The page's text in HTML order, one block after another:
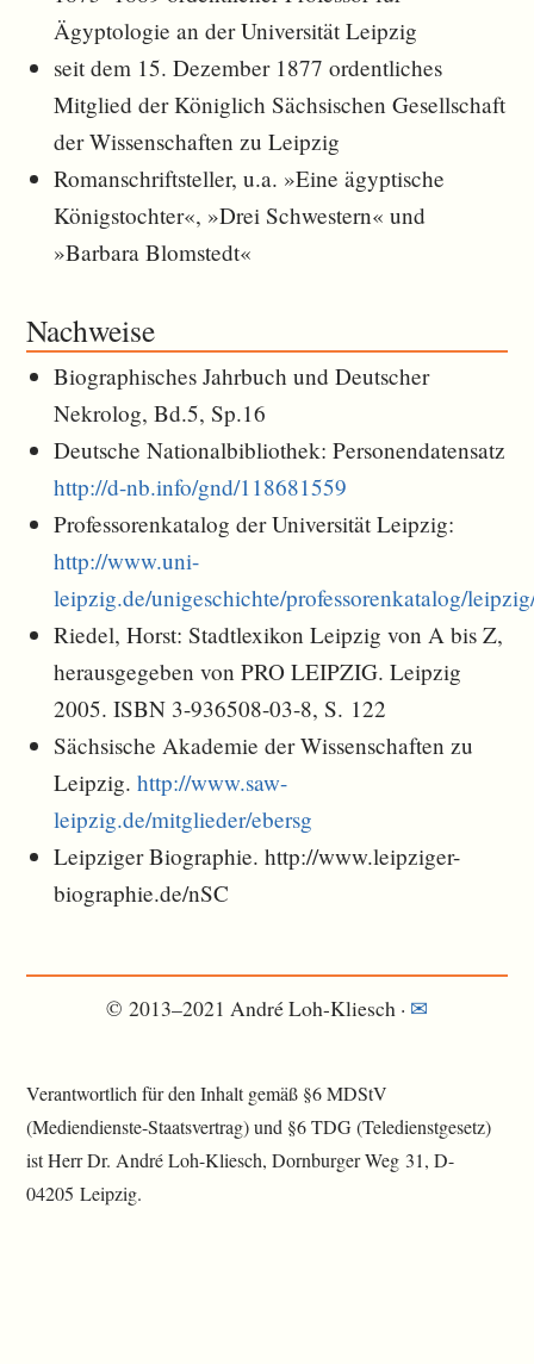
Ägyptologie an der Universität Leipzig
seit dem 15. Dezember 1877 ordentliches
Mitglied der Königlich Sächsischen Gesellschaft
der Wissenschaften zu Leipzig
Romanschriftsteller, u.a. »Eine ägyptische
Königstochter«, »Drei Schwestern« und
»Barbara Blomstedt«
Nachweise
Biographisches Jahrbuch und Deutscher
Nekrolog, Bd.5, Sp.16
Deutsche Nationalbibliothek: Personendatensatz
http://d-nb.info/gnd/118681559
Professorenkatalog der Universität Leipzig:
http://www.uni-
leipzig.de/unigeschichte/professorenkatalog/
Riedel, Horst: Stadtlexikon Leipzig von A bis Z,
herausgegeben von PRO LEIPZIG. Leipzig
2005. ISBN 3-936508-03-8, S. 122
Sächsische Akademie der Wissenschaften zu
Leipzig.http://www.saw-
leipzig.de/mitglieder/ebersg
Leipziger Biographie. http://www.leipziger-
biographie.de/nSC
© 2013–2021 André Loh-Kliesch · ✉︎
Verantwortlich für den Inhalt gemäß §6 MDStV
(Mediendienste-Staatsvertrag) und §6 TDG (Teledienstgesetz)
ist Herr Dr. André Loh-Kliesch, Dornburger Weg 31, D-
04205 Leipzig.